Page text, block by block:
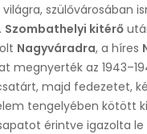
szülővárosában
Szombathelyi kitérő
Nagyváradra, a híres
megnyerték az
majd fedezetet,
tengelyében kötött
érintve igazolta le